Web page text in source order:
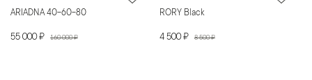
ARIADNA 40-60-80
55 000 ₽ 160 000 ₽
RORY Black
4 500 ₽ 8 500 ₽